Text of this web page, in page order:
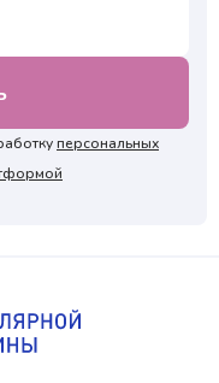
персональных